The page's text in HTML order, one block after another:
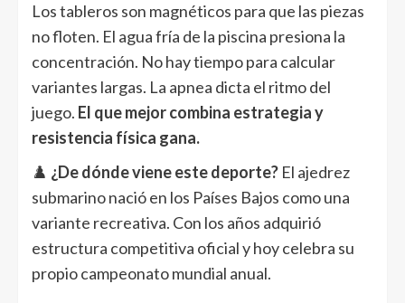
Los tableros son magnéticos para que las piezas
no floten. El agua fría de la piscina presiona la
concentración. No hay tiempo para calcular
variantes largas. La apnea dicta el ritmo del
juego. El que mejor combina estrategia y
resistencia física gana.
♟️ ¿De dónde viene este deporte? El ajedrez
submarino nació en los Países Bajos como una
variante recreativa. Con los años adquirió
estructura competitiva oficial y hoy celebra su
propio campeonato mundial anual.